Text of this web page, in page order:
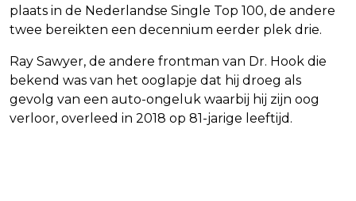
plaats in de Nederlandse Single Top 100, de andere
twee bereikten een decennium eerder plek drie.
Ray Sawyer, de andere frontman van Dr. Hook die
bekend was van het ooglapje dat hij droeg als
gevolg van een auto-ongeluk waarbij hij zijn oog
verloor, overleed in 2018 op 81-jarige leeftijd.